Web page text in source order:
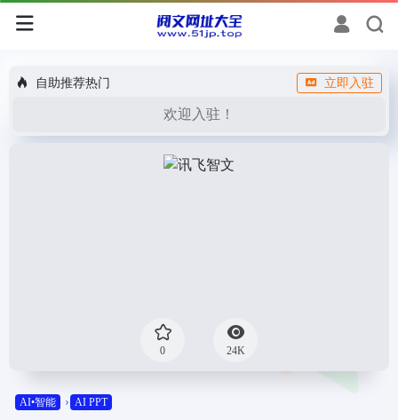
自助推荐热门 立即入驻
欢迎入驻！
0 24K
AI•智能 AI PPT